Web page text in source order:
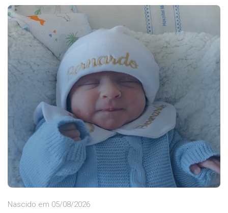
Nascido em 05/08/2026